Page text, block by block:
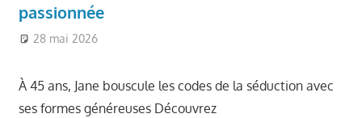
passionnée
28 mai 2026
À 45 ans, Jane bouscule les codes de la séduction avec
ses formes généreuses Découvrez